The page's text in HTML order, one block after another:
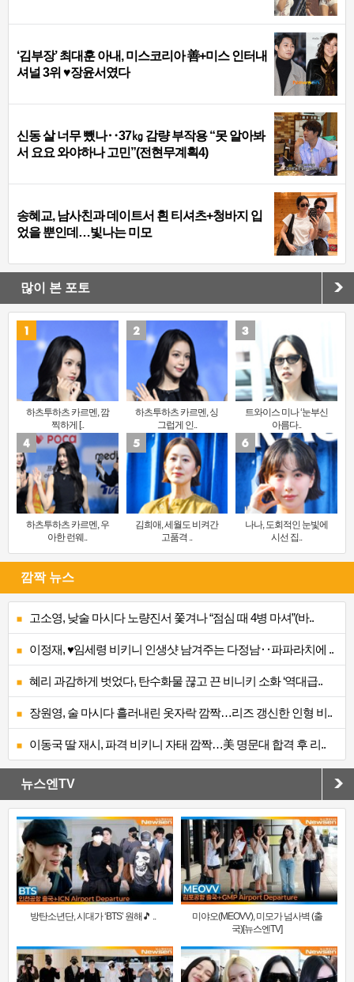
‘김부장’ 최대훈 아내, 미스코리아 善+미스 인터내
셔널 3위 ♥장윤서였다
신동 살 너무 뺐나‥37㎏ 감량 부작용 “못 알아봐
서 요요 와야하나 고민”(전현무계획4)
송혜교, 남사친과 데이트서 흰 티셔츠+청바지 입
었을 뿐인데…빛나는 미모
많이 본 포토
하츠투하츠 카르멘, 깜
찍하게 [..
하츠투하츠 카르멘, 싱
그럽게 인..
트와이스 미나 ‘눈부신
아름다..
하츠투하츠 카르멘, 우
아한 런웨..
김희애, 세월도 비켜간
고품격 ..
나나, 도회적인 눈빛에
시선 집..
깜짝 뉴스
고소영, 낮술 마시다 노량진서 쫓겨나 “점심 때 4병 마셔”(바..
이정재, ♥임세령 비키니 인생샷 남겨주는 다정남‥파파라치에 ..
혜리 과감하게 벗었다, 탄수화물 끊고 끈 비니키 소화 ‘역대급..
장원영, 술 마시다 흘러내린 옷자락 깜짝…리즈 갱신한 인형 비..
이동국 딸 재시, 파격 비키니 자태 깜짝…美 명문대 합격 후 리..
뉴스엔TV
방탄소년단, 시대가 ‘BTS’ 원해🎵 ..
미야오(MEOVV), 미모가 넘사벽 (출
국)[뉴스엔TV]